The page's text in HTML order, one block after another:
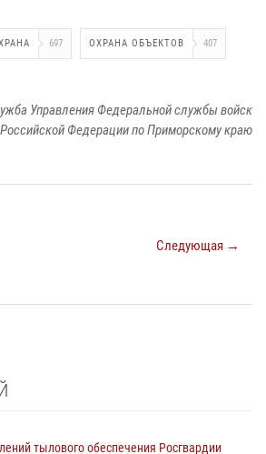
697 ОХРАНА ОБЪЕКТОВ 407
Управления Федеральной службы войск
Федерации по Приморскому краю
Следующая →
тылового обеспечения Росгвардии